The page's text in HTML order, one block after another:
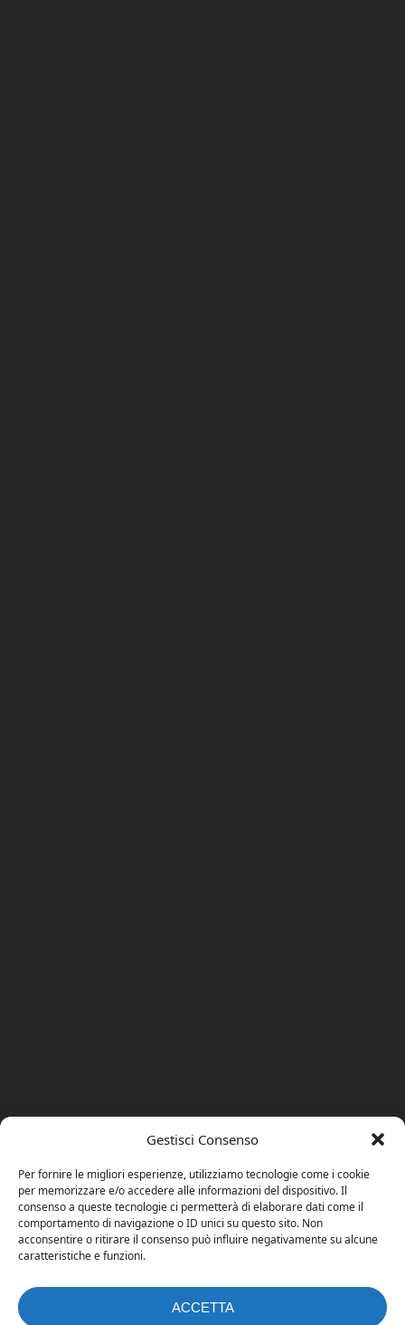
Gestisci Consenso
Per fornire le migliori esperienze, utilizziamo tecnologie come i cookie
per memorizzare e/o accedere alle informazioni del dispositivo. Il
consenso a queste tecnologie ci permetterà di elaborare dati come il
comportamento di navigazione o ID unici su questo sito. Non
acconsentire o ritirare il consenso può influire negativamente su alcune
caratteristiche e funzioni.
ACCETTA